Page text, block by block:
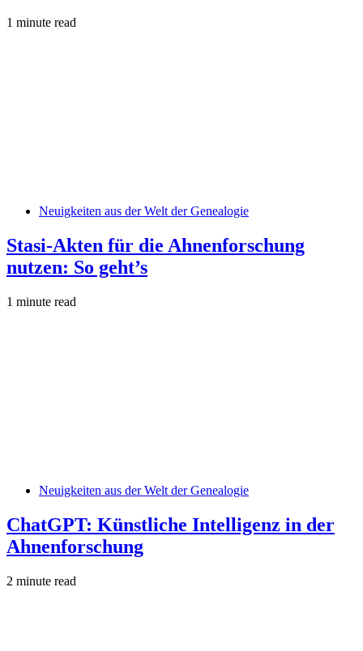
1 minute read
Neuigkeiten aus der Welt der Genealogie
Stasi-Akten für die Ahnenforschung
nutzen: So geht’s
1 minute read
Neuigkeiten aus der Welt der Genealogie
ChatGPT: Künstliche Intelligenz in der
Ahnenforschung
2 minute read